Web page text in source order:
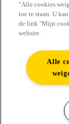
"Alle cookies
toe te staan. U
de link "Mijn
website.
Alle